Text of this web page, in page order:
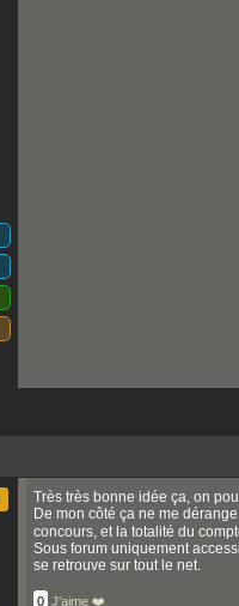
Très très bonne idée ça, on
De mon côté ça ne me
concours, et la totalité du
Sous forum uniquement
se retrouve sur tout le net.
0 J'aime ❤️